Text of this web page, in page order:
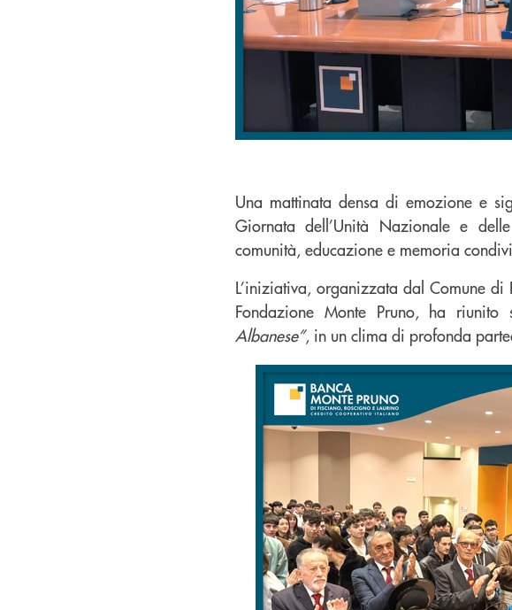
Una mattinata densa di emozione e
Giornata dell’Unità Nazionale e
comunità, educazione e memoria
L’iniziativa, organizzata dal Comune
Fondazione Monte Pruno, ha riunito
Albanese”, in un clima di profonda